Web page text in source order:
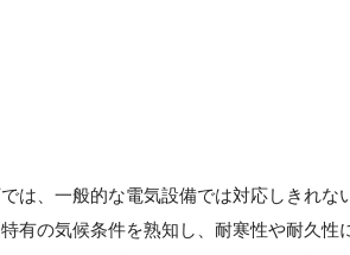
は、一般的な電気設備では対応しきれな
有の気候条件を熟知し、耐寒性や耐久性